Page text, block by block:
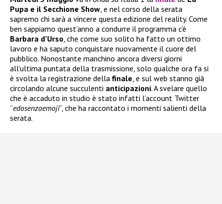
Pupa e il Secchione Show, e nel corso della serata
sapremo chi sarà a vincere questa edizione del reality. Come
ben sappiamo quest’anno a condurre il programma c’è
Barbara d’Urso, che come suo solito ha fatto un ottimo
lavoro e ha saputo conquistare nuovamente il cuore del
pubblico. Nonostante manchino ancora diversi giorni
all’ultima puntata della trasmissione, solo qualche ora fa si
è svolta la registrazione della finale, e sul web stanno già
circolando alcune succulenti anticipazioni. A svelare quello
che è accaduto in studio è stato infatti l’account Twitter
“edosenzaemoji“, che ha raccontato i momenti salienti della
serata.